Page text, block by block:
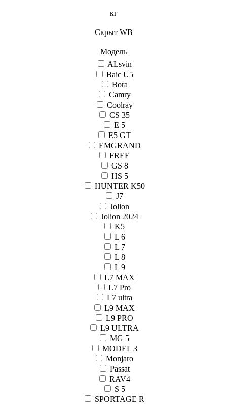
кг
Скрыт WB
Модель
ALsvin
Baic U5
Bora
Camry
Coolray
CS 35
E 5
E5 GT
EMGRAND
FREE
GS 8
HS 5
HUNTER K50
J7
Jolion
Jolion 2024
K5
L 6
L 7
L 8
L 9
L7 MAX
L7 Pro
L7 ultra
L9 MAX
L9 PRO
L9 ULTRA
MG 5
MODEL 3
Monjaro
Passat
RAV4
S 5
SPORTAGE R